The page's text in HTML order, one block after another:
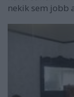
nekik sem jobb